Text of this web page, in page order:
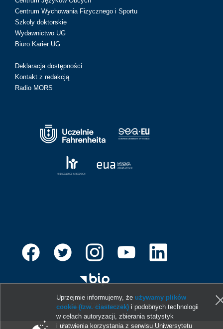
Centrum Wychowania Fizycznego i Sportu
Szkoły doktorskie
Wydawnictwo UG
Biuro Karier UG
Deklaracja dostępności
Kontakt z redakcją
Radio MORS
© 2013-2026 Uniwersytet Gdański
Uprzejmie informujemy, że używamy plików
cookie (tzw. ciasteczek) i podobnych technologii
w celach autoryzacji, zbierania statystyk
i ułatwienia korzystania z serwisu Uniwersytetu